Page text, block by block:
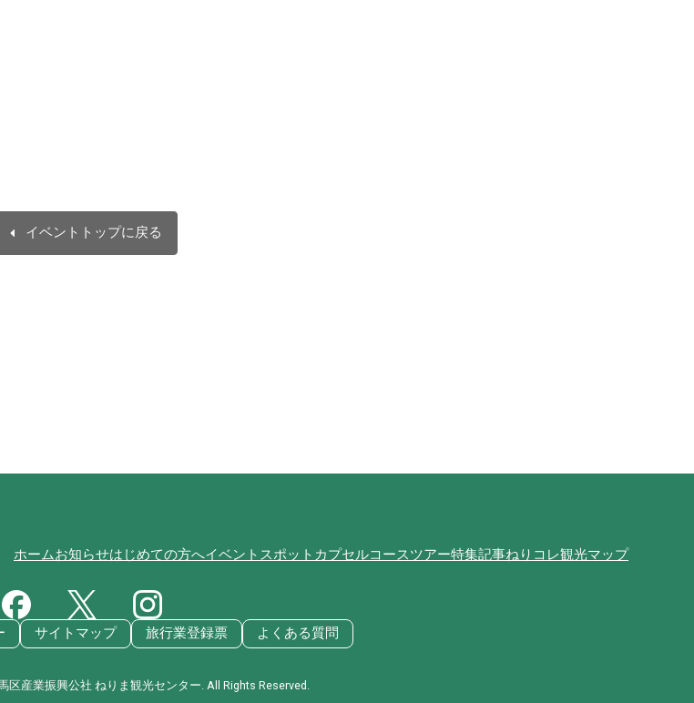
arrow_left イベントトップに戻る
ホームお知らせはじめての方へイベントスポットカプセルコースツアー特集記事ねりコレ観光マップ
サイトマップ 旅行業登録票 よくある質問
産業振興公社 ねりま観光センター. All Rights Reserved.